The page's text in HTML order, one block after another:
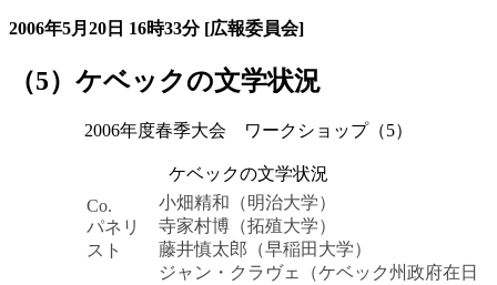
2006年5月20日 16時33分 [広報委員会]
（5）ケベックの文学状況
2006年度春季大会 ワークショップ（5）
ケベックの文学状況
Co.
パネリ
スト
小畑精和（明治大学）
寺家村博（拓殖大学）
藤井慎太郎（早稲田大学）
ジャン・クラヴェ（ケベック州政府在日